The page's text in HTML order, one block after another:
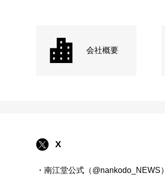
会社概要
X
・南江堂公式（@nankodo_NEWS）